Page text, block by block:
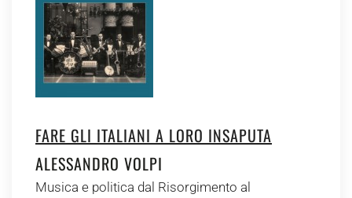
FARE GLI ITALIANI A LORO INSAPUTA
ALESSANDRO VOLPI
Musica e politica dal Risorgimento al